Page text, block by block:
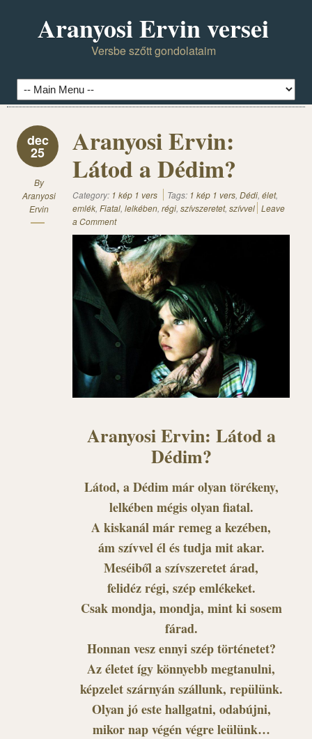
Aranyosi Ervin versei
Versbe szőtt gondolataim
dec
25
By
Aranyosi
Ervin
Aranyosi Ervin:
Látod a Dédim?
Category: 1 kép 1 vers Tags: 1 kép 1 vers, Dédi, élet,
emlék, Fiatal, lelkében, régi, szívszeretet, szívvel Leave
a Comment
Aranyosi Ervin: Látod a
Dédim?
Látod, a Dédim már olyan törékeny,
lelkében mégis olyan fiatal.
A kiskanál már remeg a kezében,
ám szívvel él és tudja mit akar.
Meséiből a szívszeretet árad,
felidéz régi, szép emlékeket.
Csak mondja, mondja, mint ki sosem
fárad.
Honnan vesz ennyi szép történetet?
Az életet így könnyebb megtanulni,
képzelet szárnyán szállunk, repülünk.
Olyan jó este hallgatni, odabújni,
mikor nap végén végre leülünk…